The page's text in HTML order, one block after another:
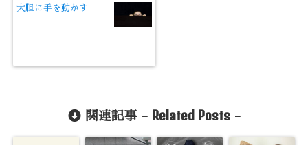
大胆に手を動かす
関連記事 - Related Posts-